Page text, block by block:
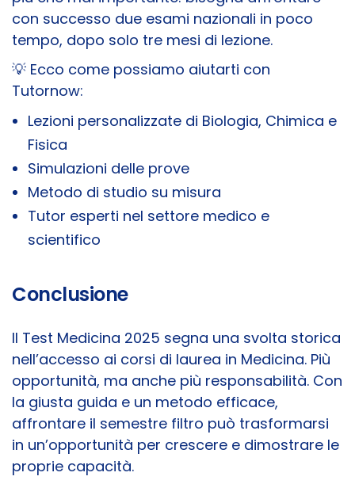
con successo due esami nazionali in poco
tempo, dopo solo tre mesi di lezione.
💡 Ecco come possiamo aiutarti con
Tutornow:
Lezioni personalizzate di Biologia, Chimica e
Fisica
Simulazioni delle prove
Metodo di studio su misura
Tutor esperti nel settore medico e
scientifico
Conclusione
Il Test Medicina 2025 segna una svolta storica
nell’accesso ai corsi di laurea in Medicina. Più
opportunità, ma anche più responsabilità. Con
la giusta guida e un metodo efficace,
affrontare il semestre filtro può trasformarsi
in un’opportunità per crescere e dimostrare le
proprie capacità.